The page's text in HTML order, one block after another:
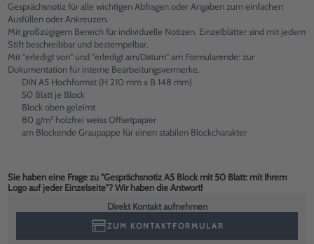
Gesprächsnotiz für alle wichtigen Abfragen oder Angaben zum einfachen
Ausfüllen oder Ankreuzen.
Mit großzügigem Bereich für individuelle Notizen. Einzelblätter sind mit jedem
Stift beschreibbar und bestempelbar.
Mit "erledigt von" und "erledigt am/Datum" am Formularende: zur
Dokumentation für interne Bearbeitungsvermerke.
DIN A5 Hochformat (H 210 mm x B 148 mm)
50 Blatt je Block
Block oben geleimt
80 g/m² holzfrei weiss Offsetpapier
am Blockende Graupappe für einen stabilen Blockcharakter
Sie haben eine Frage zu "Gesprächsnotiz A5 Block mit 50 Blatt: mit Ihrem
Logo auf jeder Einzelseite"? Wir haben die Antwort!
Direkt Kontakt aufnehmen
ZUM KONTAKTFORMULAR